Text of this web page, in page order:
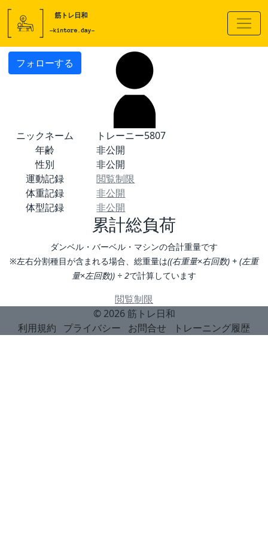
フォローする
ニックネーム
トレーニー5807
年齢
非公開
性別
非公開
運動記録
閲覧制限
体重記録
非公開
体型記録
非公開
累計総負荷
ダンベル・バーベル・マシンの合計重量です
※左右分割種目が含まれる場合、総重量は((右重量×右回数) + (左重
量×左回数)) ÷ 2で計算しています
閲覧制限
© 2026 筋トレ日和
利用規約
プライバシー お問合せ トレーニング履歴